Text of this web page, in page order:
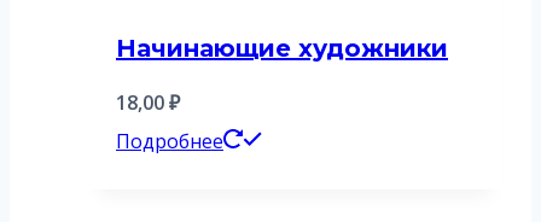
Начинающие художники
18,00₽
Подробнее